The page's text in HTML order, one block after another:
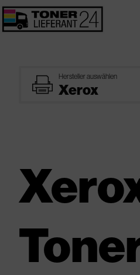
printer Hersteller auswählen